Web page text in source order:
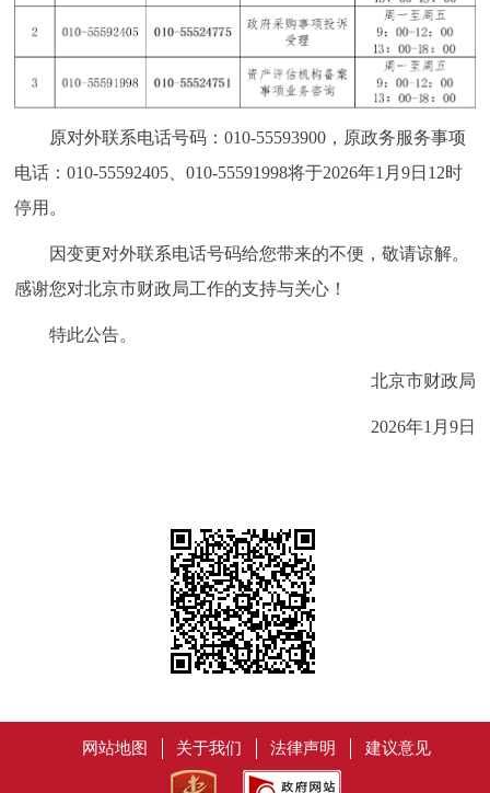
原对外联系电话号码：010-55593900，原政务服务事项
电话：010-55592405、010-55591998将于2026年1月9日12时
停用。
因变更对外联系电话号码给您带来的不便，敬请谅解。
感谢您对北京市财政局工作的支持与关心！
特此公告。
北京市财政局
2026年1月9日
网站地图 关于我们 法律声明 建议意见